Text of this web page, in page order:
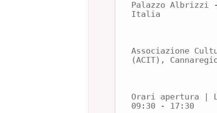
Palazzo Albrizzi
Italia
Associazione
(ACIT),
Orari apertura |
09:30 - 17:30